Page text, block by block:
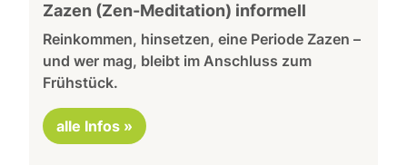
Zazen (Zen-Meditation) informell
Reinkommen, hinsetzen, eine Periode Zazen –
und wer mag, bleibt im Anschluss zum
Frühstück.
alle Infos »